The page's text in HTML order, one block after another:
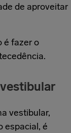
de aproveitar
é fazer o
vestibular,
espacial, é